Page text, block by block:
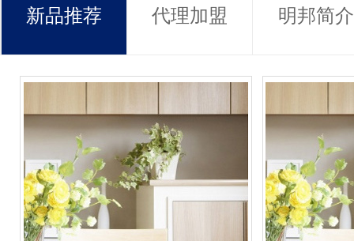
新品推荐 代理加盟 明邦简介